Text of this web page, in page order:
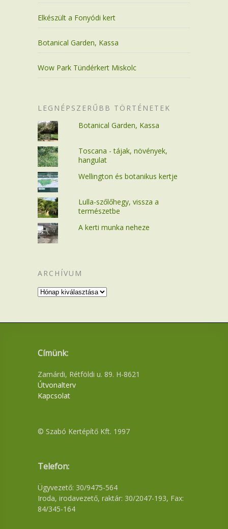
Elkészült a Fonyódi kert
Botanical Garden, Kassa
Wow Park Tündérkert Miskolc
LEGNÉPSZERŰBB TÖRTÉNETEK
Botanical Garden, Kassa
Toscana - tájak, növények,
hangulat
Wellington és botanikus kertje
Lulla-szőlőhegy, vissza a
természetbe
A kerti munka neheze
ARCHÍVUM
Archívum
Címünk:
Zamárdi, Rétföldi u. 89. H-8621
Útvonalterv
Kapcsolat
© Szabó Kertépítő Kft. 1997
Telefon:
Ügyvezető: 30/9475-564
Iroda, irodavezető, raktár: 30/2047-193, Fax:
84/345-164